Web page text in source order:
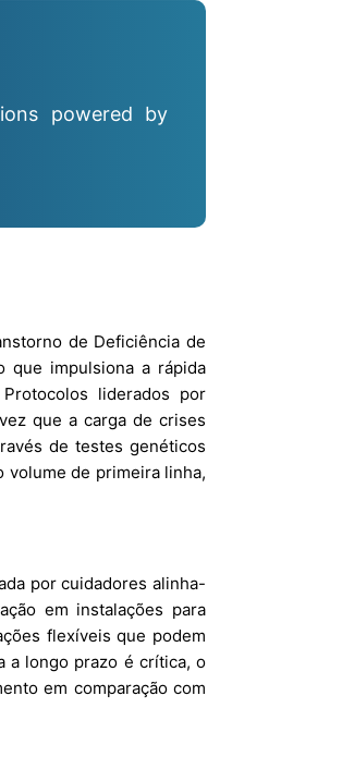
powered by
de Deficiência de
que impulsiona a rápida
liderados por
que a carga de crises
de testes genéticos
volume de primeira linha,
por cuidadores alinha-
em instalações para
flexíveis que podem
a longo prazo é crítica, o
em comparação com